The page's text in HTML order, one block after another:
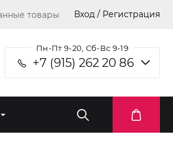
товары Вход / Регистрация
Пн-Пт 9-20, Сб-Вс 9-19
+7 (915) 262 20 86